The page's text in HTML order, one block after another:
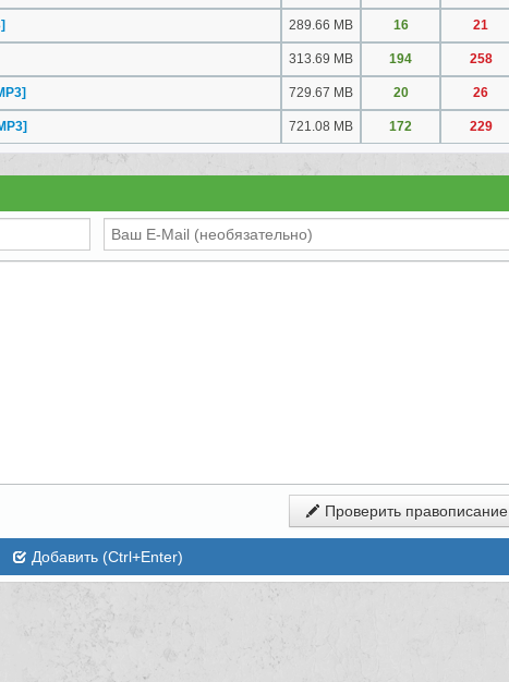
289.66 MB 16 21
313.69 MB 194 258
729.67 MB 20 26
721.08 MB 172 229
Проверить правописание
Добавить (Ctrl+Enter)